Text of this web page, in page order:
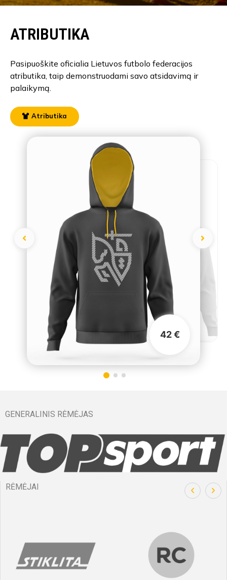
42 €
ATRIBUTIKA
Pasipuoškite oficialia Lietuvos futbolo federacijos
atributika, taip demonstruodami savo atsidavimą ir
palaikymą.
Atributika
GENERALINIS RĖMĖJAS
RĖMĖJAI